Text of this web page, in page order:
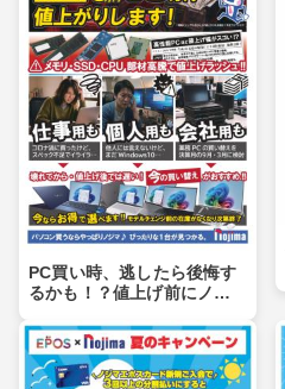
PC買い時、逃したら後悔す
るかも！？値上げ前にノジ